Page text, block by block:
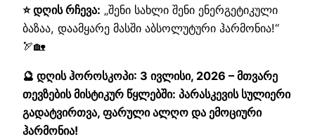
⭐ დღის რჩევა: „შენი სახლი შენი ენერგეტიკული
ბაზაა, დაამყარე მასში აბსოლუტური ჰარმონია!“
🏹🏡
🔮 დღის ჰოროსკოპი: 3 ივლისი, 2026 – მთვარე
თევზების მისტიკურ წყლებში: პარასკევის სულიერი
გადატვირთვა, ფარული ალღო და ემოციური
ჰარმონია!